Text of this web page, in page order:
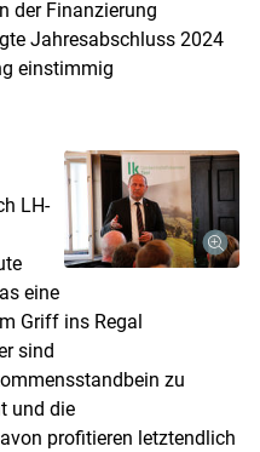
der Finanzierung
Jahresabschluss 2024
einstimmig
LH-
eine
Griff ins Regal
sind
zu
und die
profitieren letztendlich